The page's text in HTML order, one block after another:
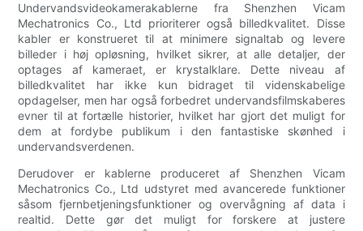
Undervandsvideokamerakablerne fra Shenzhen Vicam
Mechatronics Co., Ltd prioriterer også billedkvalitet. Disse
kabler er konstrueret til at minimere signaltab og levere
billeder i høj opløsning, hvilket sikrer, at alle detaljer, der
optages af kameraet, er krystalklare. Dette niveau af
billedkvalitet har ikke kun bidraget til videnskabelige
opdagelser, men har også forbedret undervandsfilmskaberes
evner til at fortælle historier, hvilket har gjort det muligt for
dem at fordybe publikum i den fantastiske skønhed i
undervandsverdenen.
Derudover er kablerne produceret af Shenzhen Vicam
Mechatronics Co., Ltd udstyret med avancerede funktioner
såsom fjernbetjeningsfunktioner og overvågning af data i
realtid. Dette gør det muligt for forskere at justere